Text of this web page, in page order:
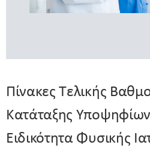
Πίνακες Τελικής
Κατάταξης
Ειδικότητα Φυσικής